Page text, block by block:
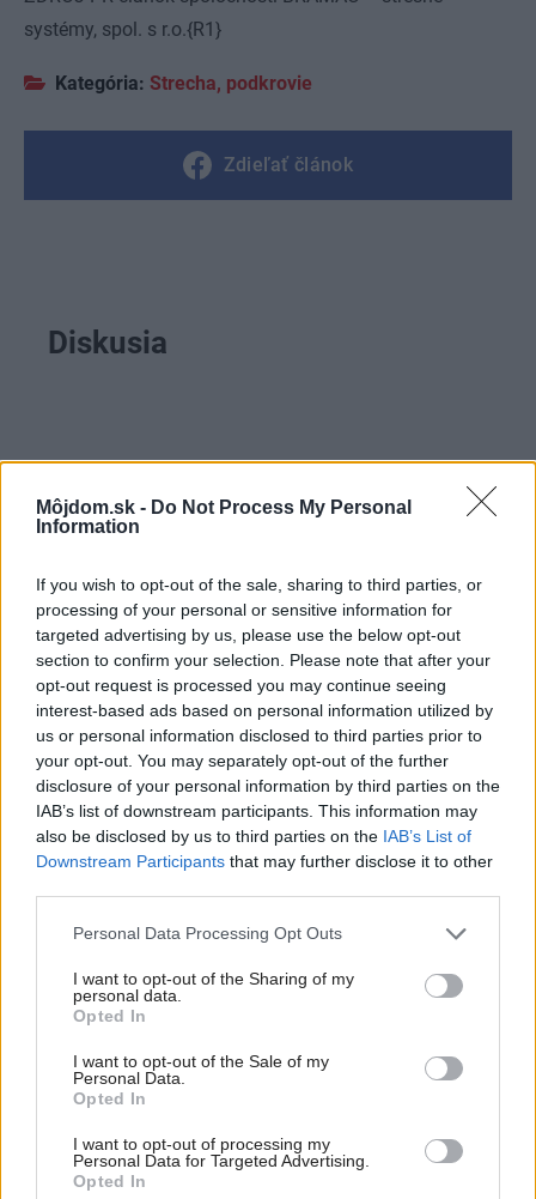
Môjdom.sk - Do Not Process My Personal
Information
If you wish to opt-out of the sale, sharing to third parties, or
processing of your personal or sensitive information for
targeted advertising by us, please use the below opt-out
section to confirm your selection. Please note that after your
opt-out request is processed you may continue seeing
interest-based ads based on personal information utilized by
us or personal information disclosed to third parties prior to
your opt-out. You may separately opt-out of the further
disclosure of your personal information by third parties on the
IAB’s list of downstream participants. This information may
also be disclosed by us to third parties on the IAB’s List of
Downstream Participants that may further disclose it to other
Please note that this website/app uses one or more Google
not limited to your visit or usage behaviour. You may click to
grant or deny consent to Google and its third-party tags to
use your data for below specified purposes in below Google
consent section.
Personal Data Processing Opt Outs
I want to opt-out of the Sharing of my
personal data.
Opted In
I want to opt-out of the Sale of my
Personal Data.
Opted In
I want to opt-out of processing my
Personal Data for Targeted Advertising.
Opted In
systémy, spol. s r.o.{R1}
Kategória: Strecha, podkrovie
Zdieľať článok
Diskusia